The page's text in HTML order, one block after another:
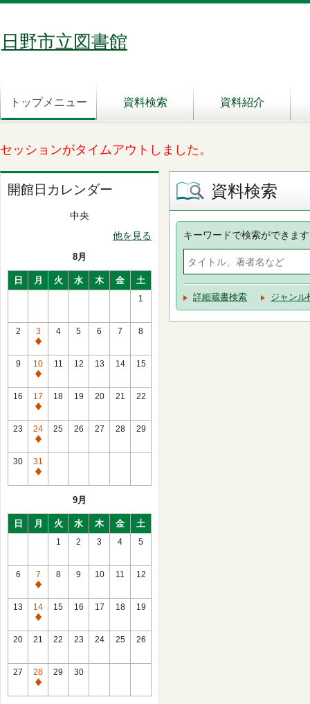
日野市立図書館
トップメニュー 資料検索 資料紹介
セッションがタイムアウトしました。
開館日カレンダー
中央
他を見る
8月
日 月 火 水 木 金 土
1
2
3
通
常
休
館
4 5 6 7 8
9
10
通
常
休
館
11 12 13 14 15
16
17
通
常
休
館
18 19 20 21 22
23
24
通
常
休
館
25 26 27 28 29
30
31
通
館
9月
日 月 火 水 木 金 土
1 2 3 4 5
6
7
通
常
休
館
8 9 10 11 12
13
14
通
常
館
15 16 17 18 19
20 21 22 23 24 25 26
27
28
通
29 30
資料検索
キーワードで検索ができます
詳細蔵書検索 ジャンル